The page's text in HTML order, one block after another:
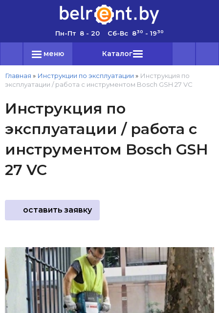
Пн-Пт 8 - 20 Сб-Вс 830 - 1930
меню Каталог
Главная » Инструкции по эксплуатации » Инструкция по
эксплуатации / работа с инструментом Bosch GSH 27 VC
Инструкция по
эксплуатации / работа с
инструментом Bosch GSH
27 VC
оставить заявку